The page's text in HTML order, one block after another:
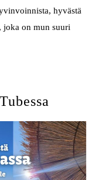
hyvästä
joka on mun suuri